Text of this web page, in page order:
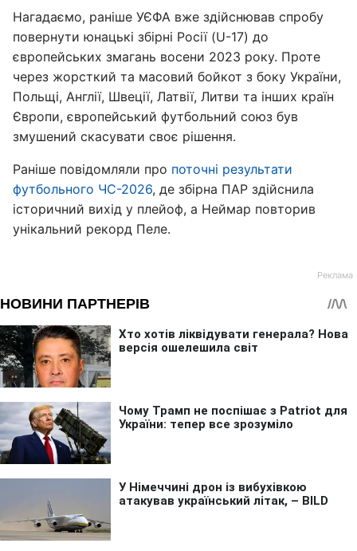
Нагадаємо, раніше УЄФА вже здійснював спробу
повернути юнацькі збірні Росії (U-17) до
європейських змагань восени 2023 року. Проте
через жорсткий та масовий бойкот з боку України,
Польщі, Англії, Швеції, Латвії, Литви та інших країн
Європи, європейський футбольний союз був
змушений скасувати своє рішення.
Раніше повідомляли про поточні результати
футбольного ЧС-2026, де збірна ПАР здійснила
історичний вихід у плейоф, а Неймар повторив
унікальний рекорд Пеле.